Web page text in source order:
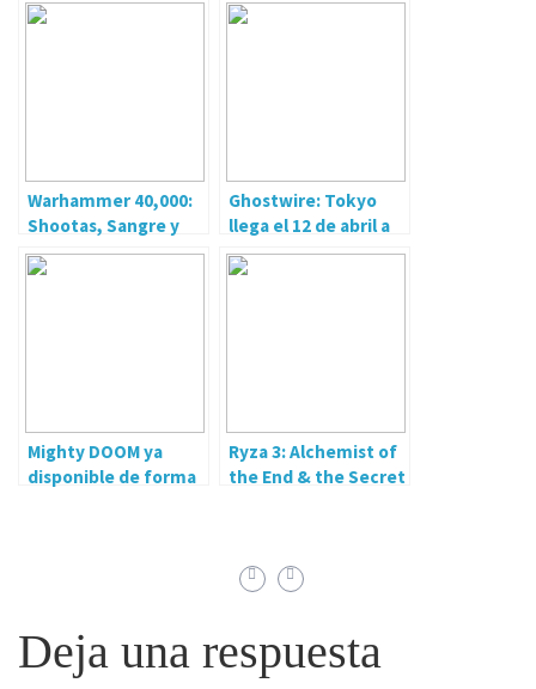
Warhammer 40,000:
Shootas, Sangre y
Teef ya disponible en
Nintendo Switch
Ghostwire: Tokyo
llega el 12 de abril a
Xbox
Mighty DOOM ya
disponible de forma
Ryza 3: Alchemist of
the End & the Secret
Deja una respuesta